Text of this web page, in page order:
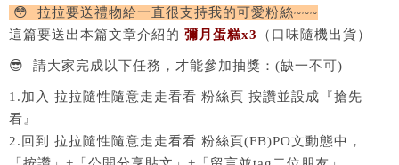
😳 拉拉要送禮物給一直很支持我的可愛粉絲~~~
這篇要送出本篇文章介紹的 彌月蛋糕x3 （口味隨機出貨）
😎 請大家完成以下任務，才能參加抽獎：(缺一不可)
1.加入 拉拉隨性隨意走走看看 粉絲頁 按讚並設成『搶先
看』
2.回到 拉拉隨性隨意走走看看 粉絲頁(FB)PO文動態中，